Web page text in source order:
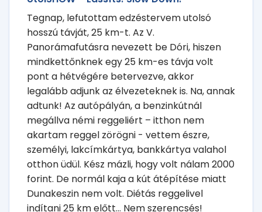
Tegnap, lefutottam edzéstervem utolsó
hosszú távját, 25 km-t. Az V.
Panorámafutásra nevezett be Dóri, hiszen
mindkettőnknek egy 25 km-es távja volt
pont a hétvégére betervezve, akkor
legalább adjunk az élvezeteknek is. Na, annak
adtunk! Az autópályán, a benzinkútnál
megállva némi reggeliért – itthon nem
akartam reggel zörögni - vettem észre,
személyi, lakcímkártya, bankkártya valahol
otthon üdül. Kész mázli, hogy volt nálam 2000
forint. De normál kaja a kút átépítése miatt
Dunakeszin nem volt. Diétás reggelivel
indítani 25 km előtt… Nem szerencsés!